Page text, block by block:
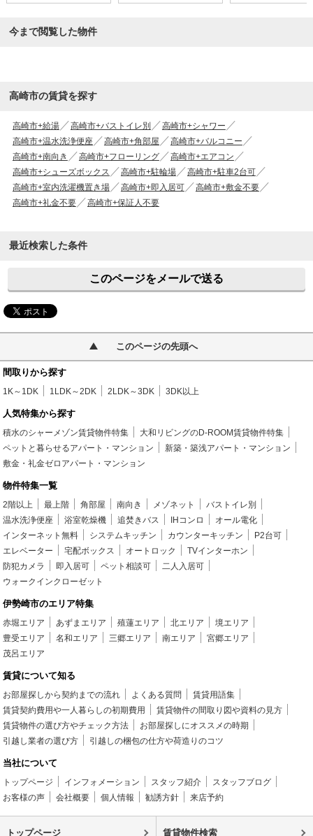
今まで閲覧した物件
高崎市の賃貸を探す
高崎市+給湯 高崎市+バストイレ別
高崎市+シャワー
高崎市+温水洗浄便座
高崎市+角部屋
高崎市+バルコニー
高崎市+南向き
高崎市+フローリング
高崎市+エアコン
高崎市+シューズボックス
高崎市+駐輪場
高崎市+駐車2台可
高崎市+室内洗濯機置き場
高崎市+即入居可
高崎市+敷金不要
高崎市+礼金不要
高崎市+保証人不要
最近検索した条件
このページをメールで送る
このページの先頭へ
間取りから探す
1K～1DK 1LDK～2DK 2LDK～3DK 3DK以上
人気特集から探す
積水のシャーメゾン賃貸物件特集
大和リビングのD-ROOM賃貸物件特集
ペットと暮らせるアパート・マンション
新築・築浅アパート・マンション
敷金・礼金ゼロアパート・マンション
物件特集一覧
2階以上 最上階 角部屋 南向き メゾネット
バストイレ別
温水洗浄便座
浴室乾燥機 追焚きバス IHコンロ
オール電化
インターネット無料
システムキッチン カウンターキッチン
P2台可
エレベーター
宅配ボックス オートロック
TVインターホン
防犯カメラ
即入居可 ペット相談可
二人入居可
ウォークインクローゼット
伊勢崎市のエリア特集
赤堀エリア あずまエリア 殖蓮エリア 北エリア
境エリア
豊受エリア
名和エリア 三郷エリア 南エリア
宮郷エリア
茂呂エリア
賃貸について知る
お部屋探しから契約までの流れ よくある質問
賃貸用語集
賃貸契約費用や一人暮らしの初期費用
賃貸物件の間取り図や資料の見方
賃貸物件の選び方やチェック方法
お部屋探しにオススメの時期
引越し業者の選び方
引越しの梱包の仕方や荷造りのコツ
当社について
トップページ インフォメーション スタッフ紹介
スタッフブログ
お客様の声
会社概要 個人情報 勧誘方針 来店予約
トップページ 賃貸物件検索